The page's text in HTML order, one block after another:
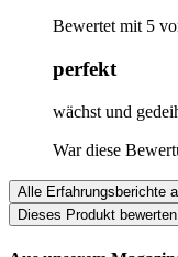
Bewertet mit 5
perfekt
wächst und
War diese
Alle Erfahrungsberichte
Dieses Produkt bewerten